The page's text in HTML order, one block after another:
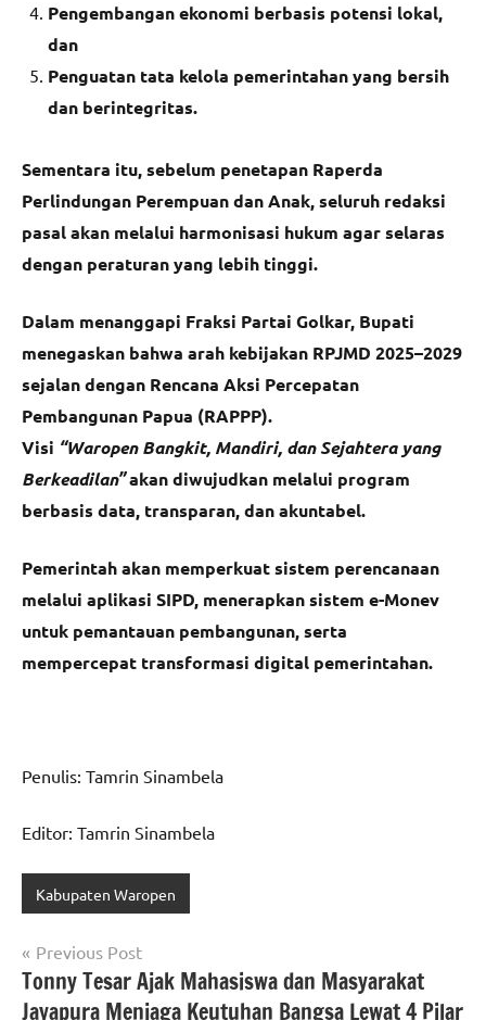
Pengembangan ekonomi berbasis potensi lokal,
dan
Penguatan tata kelola pemerintahan yang bersih
dan berintegritas.
Sementara itu, sebelum penetapan Raperda
Perlindungan Perempuan dan Anak, seluruh redaksi
pasal akan melalui harmonisasi hukum agar selaras
dengan peraturan yang lebih tinggi.
Dalam menanggapi Fraksi Partai Golkar, Bupati
menegaskan bahwa arah kebijakan RPJMD 2025–2029
sejalan dengan Rencana Aksi Percepatan
Pembangunan Papua (RAPPP).
Visi “Waropen Bangkit, Mandiri, dan Sejahtera yang
Berkeadilan”akan diwujudkan melalui program
berbasis data, transparan, dan akuntabel.
Pemerintah akan memperkuat sistem perencanaan
melalui aplikasi SIPD, menerapkan sistem e-Monev
untuk pemantauan pembangunan, serta
mempercepat transformasi digital pemerintahan.
Penulis: Tamrin Sinambela
Editor: Tamrin Sinambela
Kabupaten Waropen
Navigasi
pos
Previous Post
Tonny Tesar Ajak Mahasiswa dan Masyarakat
Jayapura Menjaga Keutuhan Bangsa Lewat 4 Pilar